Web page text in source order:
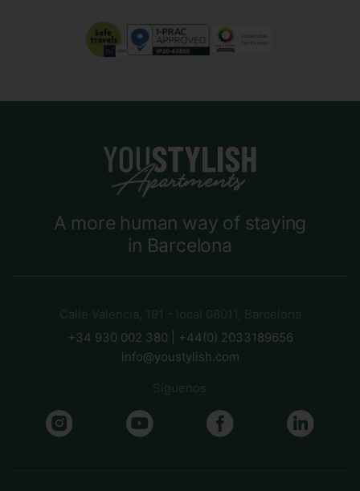
A more human way of staying
in Barcelona
Calle Valencia, 191 - local 08011, Barcelona
+34 930 002 380 | +44(0) 2033189656
info@youstylish.com
Síguenos